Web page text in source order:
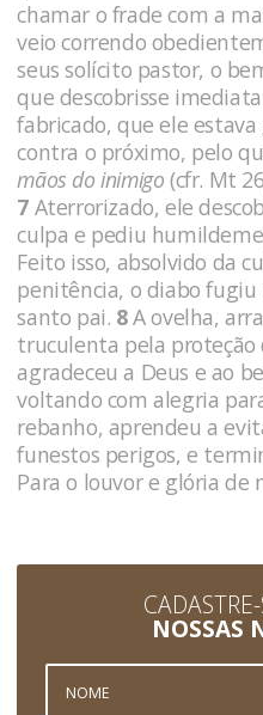
chamar o frade com a
veio correndo
seus solícito pastor, o
que descobrisse
fabricado, que ele
contra o próximo, pelo
mãos do inimigo (cfr. Mt
7 Aterrorizado, ele
culpa e pediu
Feito isso, absolvido da
penitência, o diabo
santo pai. 8A ovelha,
truculenta pela proteção
agradeceu a Deus e ao
voltando com alegria
rebanho, aprendeu a
funestos perigos, e
Para o louvor e glória de
NOSSAS